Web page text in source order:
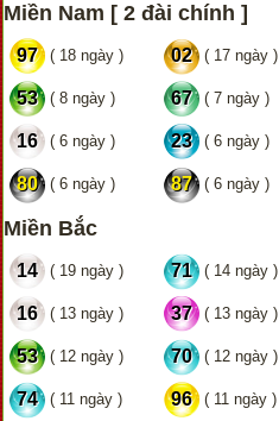
Miền Nam [ 2 đài chính ]
97 ( 18 ngày ) 02 ( 17 ngày )
53 ( 8 ngày ) 67 ( 7 ngày )
16 ( 6 ngày ) 23 ( 6 ngày )
80 ( 6 ngày ) 87 ( 6 ngày )
Miền Bắc
14 ( 19 ngày ) 71 ( 14 ngày )
16 ( 13 ngày ) 37 ( 13 ngày )
53 ( 12 ngày ) 70 ( 12 ngày )
74 ( 11 ngày ) 96 ( 11 ngày )